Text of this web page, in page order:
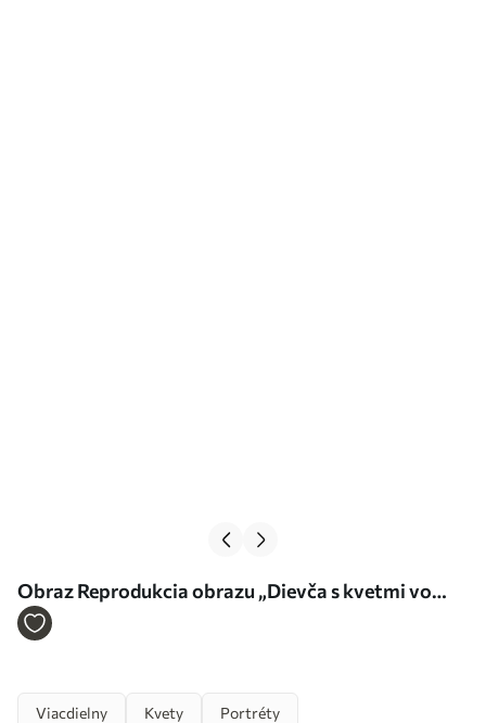
Obraz Reprodukcia obrazu „Dievča s kvetmi vo
vlasoch“ Nr. m30559
Viacdielny Kvety Portréty